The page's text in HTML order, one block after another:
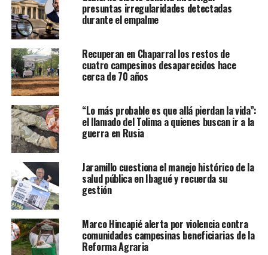
presuntas irregularidades detectadas
durante el empalme
Recuperan en Chaparral los restos de
cuatro campesinos desaparecidos hace
cerca de 70 años
“Lo más probable es que allá pierdan la vida”:
el llamado del Tolima a quienes buscan ir a la
guerra en Rusia
Jaramillo cuestiona el manejo histórico de la
salud pública en Ibagué y recuerda su
gestión
Marco Hincapié alerta por violencia contra
comunidades campesinas beneficiarias de la
Reforma Agraria